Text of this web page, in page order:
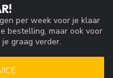
per week voor je klaar
bestelling, maar ook voor
graag verder.